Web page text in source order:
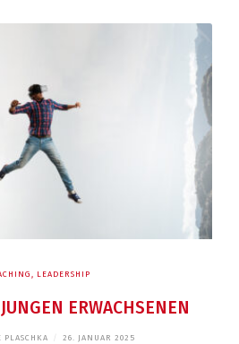
, LEADERSHIP
ERWACHSENEN
PLASCHKA 26. JANUAR 2025